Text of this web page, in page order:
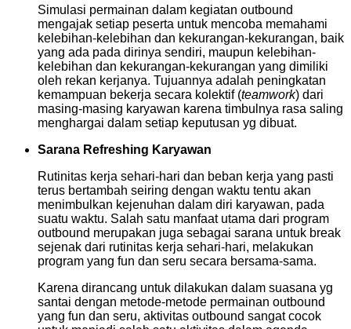
Simulasi permainan dalam kegiatan outbound
mengajak setiap peserta untuk mencoba memahami
kelebihan-kelebihan dan kekurangan-kekurangan, baik
yang ada pada dirinya sendiri, maupun kelebihan-
kelebihan dan kekurangan-kekurangan yang dimiliki
oleh rekan kerjanya. Tujuannya adalah peningkatan
kemampuan bekerja secara kolektif (teamwork) dari
masing-masing karyawan karena timbulnya rasa saling
menghargai dalam setiap keputusan yg dibuat.
Sarana Refreshing Karyawan
Rutinitas kerja sehari-hari dan beban kerja yang pasti
terus bertambah seiring dengan waktu tentu akan
menimbulkan kejenuhan dalam diri karyawan, pada
suatu waktu. Salah satu manfaat utama dari program
outbound merupakan juga sebagai sarana untuk break
sejenak dari rutinitas kerja sehari-hari, melakukan
program yang fun dan seru secara bersama-sama.
Karena dirancang untuk dilakukan dalam suasana yg
santai dengan metode-metode permainan outbound
yang fun dan seru, aktivitas outbound sangat cocok